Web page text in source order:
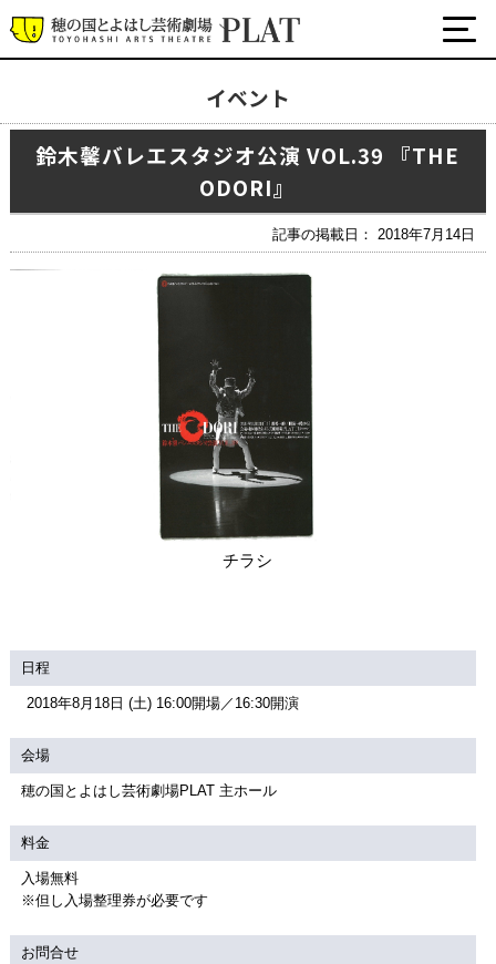
会員制度のご案内
プラットニュース
サイトマップ トップに戻る
イベント
鈴木馨バレエスタジオ公演 VOL.39 『THE
ODORI』
記事の掲載日： 2018年7月14日
チラシ
日程
2018年8月18日 (土) 16:00開場／16:30開演
会場
穂の国とよはし芸術劇場PLAT 主ホール
料金
入場無料
※但し入場整理券が必要です
お問合せ
最新の公演・イベント情報
演劇・ダンス・音楽など
ワークショップ・講座
イベント
プラットについて
チケット・座席表・鑑賞サポートなど
施設の利用について